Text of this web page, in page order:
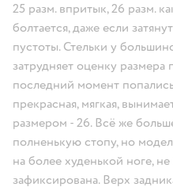
25 разм. впритык, 26 разм.
болтается, даже если
пустоты. Стельки у
затрудняет оценку размера
последний момент попались
прекрасная, мягкая,
размером - 26. Всё же
полненькую стопу, но
на более худенькой ноге,
зафиксирована. Верх